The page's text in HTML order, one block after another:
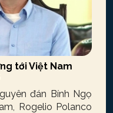
tới Việt Nam
đán Bính Ngọ
Rogelio Polanco